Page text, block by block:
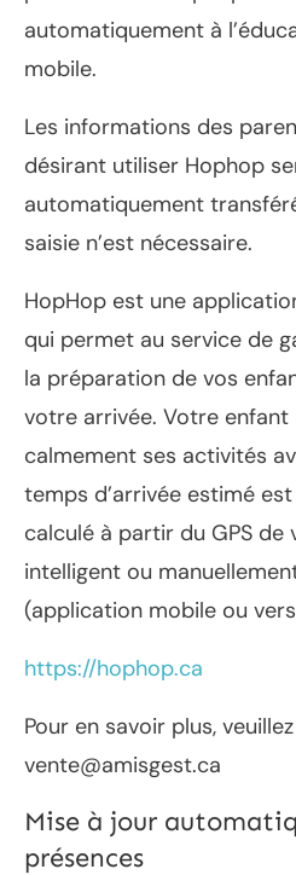
automatiquement à
mobile.
Les informations des
désirant utiliser Hophop
automatiquement
saisie n’est nécessaire.
HopHop est une
qui permet au service de
la préparation de vos
votre arrivée. Votre
calmement ses activités
temps d’arrivée estimé
calculé à partir du GPS
intelligent ou
(application mobile ou
https://hophop.ca
Pour en savoir plus,
vente@amisgest.ca
Mise à jour
présences